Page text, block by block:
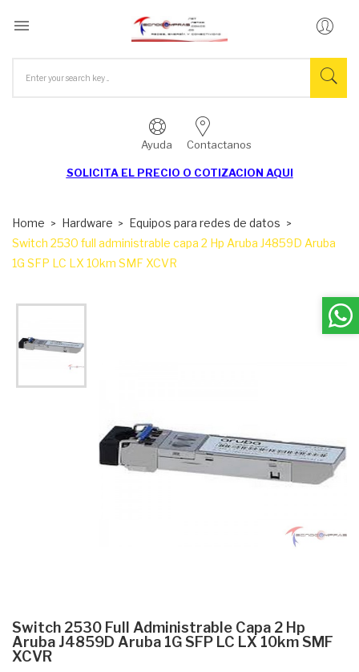

Ayuda Contactanos
SOLICITA EL PRECIO O COTIZACION AQUI
Home Hardware
Equipos para redes de datos
Switch 2530 full administrable capa 2 Hp Aruba J4859D Aruba
1G SFP LC LX 10km SMF XCVR
Switch 2530 Full Administrable Capa 2 Hp
Aruba J4859D Aruba 1G SFP LC LX 10km SMF
XCVR